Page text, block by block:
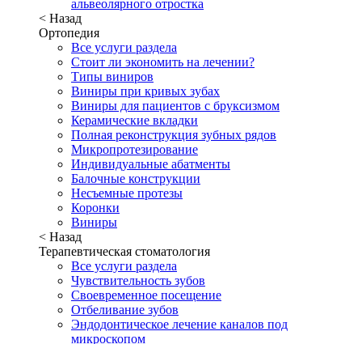
альвеолярного отростка
< Назад
Ортопедия
Все услуги раздела
Стоит ли экономить на лечении?
Типы виниров
Виниры при кривых зубах
Виниры для пациентов с бруксизмом
Керамические вкладки
Полная реконструкция зубных рядов
Микропротезирование
Индивидуальные абатменты
Балочные конструкции
Несъемные протезы
Коронки
Виниры
< Назад
Терапевтическая стоматология
Все услуги раздела
Чувствительность зубов
Своевременное посещение
Отбеливание зубов
Эндодонтическое лечение каналов под
микроскопом